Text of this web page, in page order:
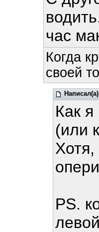
час
Когда
своей
Написал(а)
Как
(или
PS.